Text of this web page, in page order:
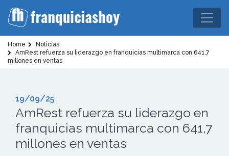
Home
Noticias
AmRest refuerza su liderazgo en franquicias multimarca con 641,7
millones en ventas
19/09/25
AmRest refuerza su liderazgo en
franquicias multimarca con 641,7
millones en ventas